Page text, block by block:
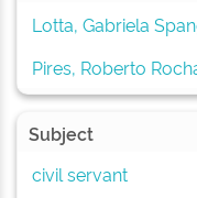
Lotta, Gabriela
Pires, Roberto
Subject
civil servant